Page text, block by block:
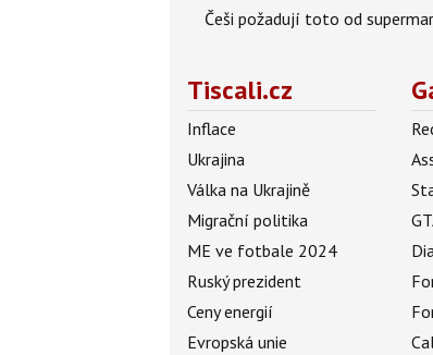
Češi požadují toto od
Tiscali.cz
Inflace
Ukrajina
Válka na Ukrajině
Migrační politika
ME ve fotbale 2024
Ruský prezident
Ceny energií
Evropská unie